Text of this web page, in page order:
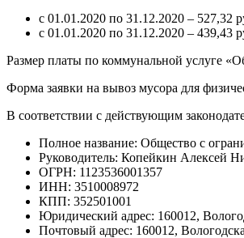
с 01.01.2020 по 31.12.2020 – 527,32
с 01.01.2020 по 31.12.2020 – 439,43
Размер платы по коммунальной услуге
Форма заявки на вывоз мусора для
В соответствии с действующим
Полное название: Общество с
Руководитель: Копейкин Алексей
ОГРН: 1123536001357
ИНН: 3510008972
КПП: 352501001
Юридический адрес: 160012,
Почтовый адрес: 160012,